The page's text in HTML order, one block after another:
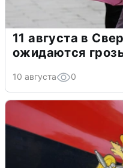
11 августа в
ожидаются
10 августа 0